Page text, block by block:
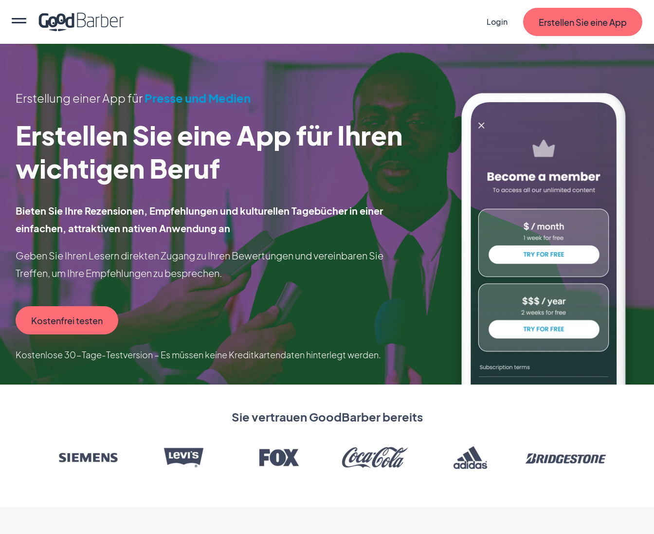
Login Erstellen Sie eine App
Erstellung einer App fürPresse und Medien
Erstellen Sie eine App für Ihren
wichtigen Beruf
Bieten Sie Ihre Rezensionen, Empfehlungen und kulturellen Tagebücher in einer
einfachen, attraktiven nativen Anwendung an
Geben Sie Ihren Lesern direkten Zugang zu Ihren Bewertungen und vereinbaren Sie
Treffen, um Ihre Empfehlungen zu besprechen.
Kostenfrei testen
Kostenlose 30-Tage-Testversion – Es müssen keine Kreditkartendaten hinterlegt werden.
Sie vertrauen GoodBarber bereits